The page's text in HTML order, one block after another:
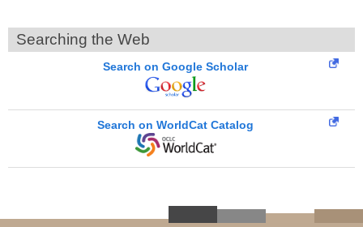
Searching the Web
Search on Google Scholar
Search on WorldCat Catalog